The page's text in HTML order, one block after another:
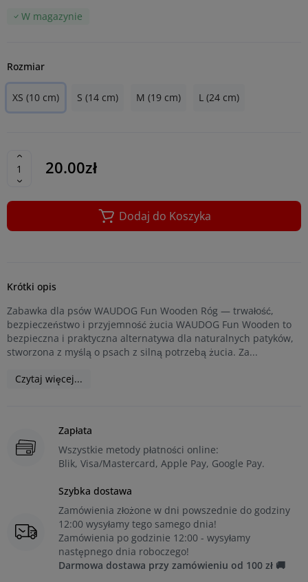
W magazynie
Rozmiar
XS (10 cm) S (14 cm) M (19 cm) L (24 cm)
20.00zł
Dodaj do Koszyka
Krótki opis
Zabawka dla psów WAUDOG Fun Wooden Róg — trwałość,
bezpieczeństwo i przyjemność żucia WAUDOG Fun Wooden to
bezpieczna i praktyczna alternatywa dla naturalnych patyków,
stworzona z myślą o psach z silną potrzebą żucia. Za...
Czytaj więcej...
Zapłata
Wszystkie metody płatności online:
Blik, Visa/Mastercard, Apple Pay, Google Pay.
Szybka dostawa
Zamówienia złożone w dni powszednie do godziny
12:00 wysyłamy tego samego dnia!
Zamówienia po godzinie 12:00 - wysyłamy
następnego dnia roboczego!
Darmowa dostawa przy zamówieniu od 100 zł 🚚